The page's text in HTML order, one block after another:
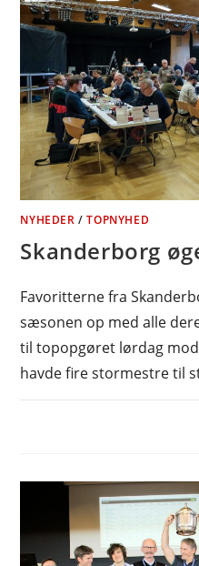
NYHEDER /TOPNYHED
Skanderborg
Favoritterne fra
sæsonen op med alle
til topopgøret lørdag
havde fire stormestre til